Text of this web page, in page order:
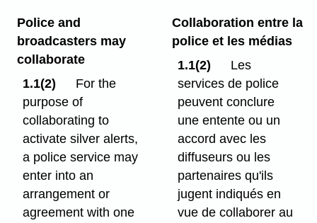
Police and
broadcasters may
collaborate
1.1(2)
For the
purpose of
collaborating to
activate silver alerts,
a police service may
enter into an
arrangement or
agreement with one
Collaboration entre la
police et les médias
1.1(2)
Les
services de police
peuvent conclure
une entente ou un
accord avec les
diffuseurs ou les
partenaires qu'ils
jugent indiqués en
vue de collaborer au